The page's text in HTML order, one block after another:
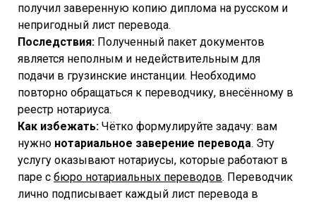
получил заверенную копию диплома на русском и
непригодный лист перевода.
Последствия: Полученный пакет документов
является неполным и недействительным для
подачи в грузинские инстанции. Необходимо
повторно обращаться к переводчику, внесённому в
реестр нотариуса.
Как избежать: Чётко формулируйте задачу: вам
нужно нотариальное заверение перевода. Эту
услугу оказывают нотариусы, которые работают в
паре с бюро нотариальных переводов. Переводчик
лично подписывает каждый лист перевода в